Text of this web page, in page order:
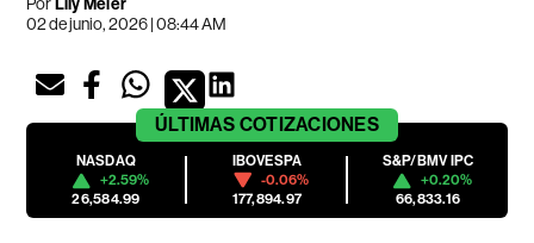
Lily Meier
02 de junio, 2026 | 08:44 AM
ÚLTIMAS COTIZACIONES
NASDAQ
+2.59%
26,584.99
IBOVESPA
-0.06%
177,894.97
S&P/BMV IPC
+0.20%
66,833.16